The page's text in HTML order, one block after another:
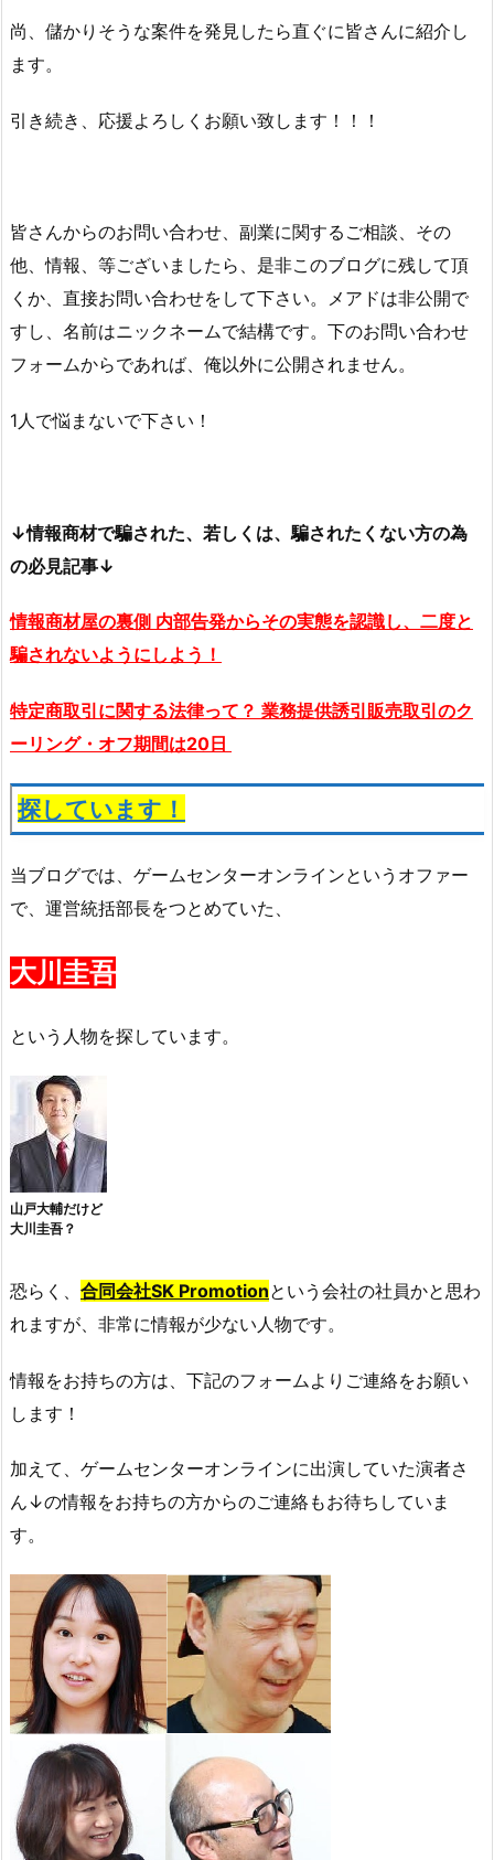
尚、儲かりそうな案件を発見したら直ぐに皆さんに紹介し
ます。
引き続き、応援よろしくお願い致します！！！
皆さんからのお問い合わせ、副業に関するご相談、その
他、情報、等ございましたら、是非このブログに残して頂
くか、直接お問い合わせをして下さい。メアドは非公開で
すし、名前はニックネームで結構です。下のお問い合わせ
フォームからであれば、俺以外に公開されません。
1人で悩まないで下さい！
↓情報商材で騙された、若しくは、騙されたくない方の為
の必見記事↓
情報商材屋の裏側 内部告発からその実態を認識し、二度と
騙されないようにしよう！
特定商取引に関する法律って？ 業務提供誘引販売取引のク
ーリング・オフ期間は20日
探しています！
当ブログでは、ゲームセンターオンラインというオファー
で、運営統括部長をつとめていた、
大川圭吾
という人物を探しています。
山戸大輔だけど
大川圭吾？
恐らく、 合同会社SK Promotionという会社の社員かと思わ
れますが、非常に情報が少ない人物です。
情報をお持ちの方は、下記のフォームよりご連絡をお願い
します！
加えて、ゲームセンターオンラインに出演していた演者さ
ん↓の情報をお持ちの方からのご連絡もお待ちしていま
す。